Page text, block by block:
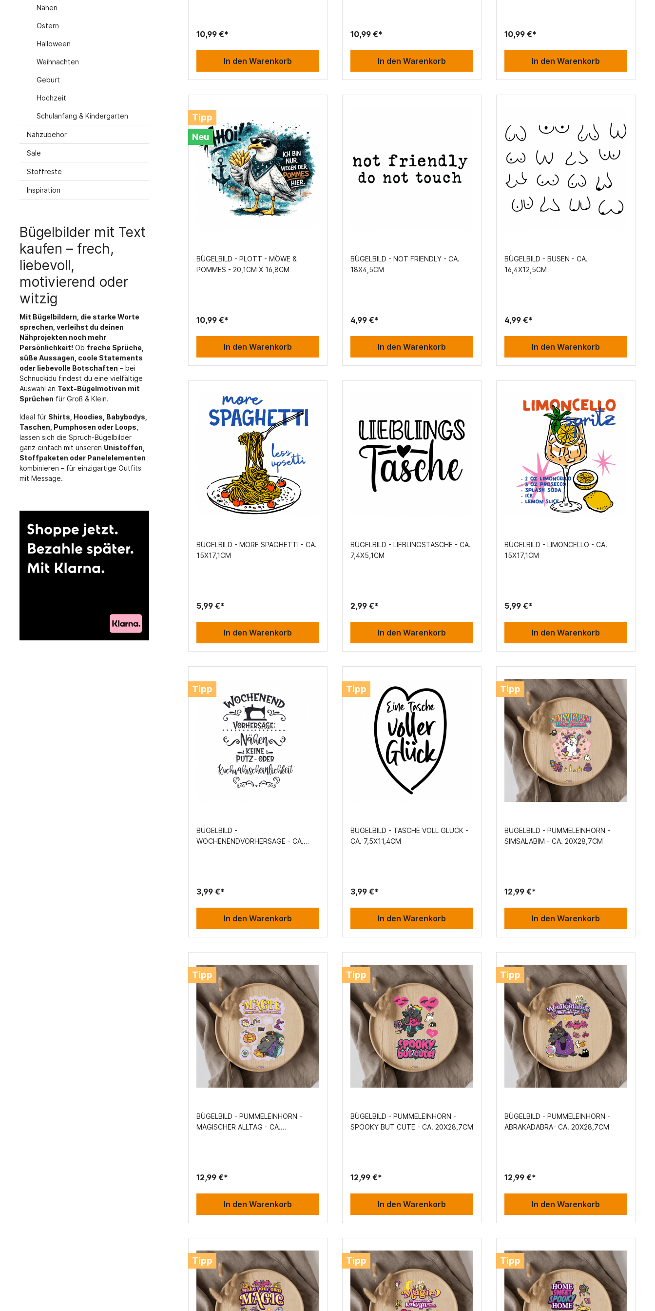
Nähen
Ostern
Halloween
Weihnachten
Geburt
Hochzeit
Schulanfang & Kindergarten
Nähzubehör
Sale
Stoffreste
Inspiration
Bügelbilder mit Text
kaufen – frech,
liebevoll,
motivierend oder
witzig
Mit Bügelbildern, die starke Worte
sprechen, verleihst du deinen
Nähprojekten noch mehr
Persönlichkeit! Ob freche Sprüche,
süße Aussagen, coole Statements
oder liebevolle Botschaften – bei
Schnuckidu findest du eine vielfältige
Auswahl an Text-Bügelmotiven mit
Sprüchen für Groß & Klein.
Ideal für Shirts, Hoodies, Babybodys,
Taschen, Pumphosen oder Loops
lassen sich die Spruch-Bügelbilder
ganz einfach mit unseren Unistoffen,
Stoffpaketen oder Panelelementen
kombinieren – für einzigartige Outfits
mit Message.
10,99 €*
In den Warenkorb
10,99 €*
In den Warenkorb
10,99 €*
In den Warenkorb
Tipp
Neu
BÜGELBILD - PLOTT - MÖWE &
POMMES - 20,1CM X 16,8CM
10,99 €*
In den Warenkorb
BÜGELBILD - NOT FRIENDLY - CA.
18X4,5CM
4,99 €*
In den Warenkorb
BÜGELBILD - BUSEN - CA.
16,4X12,5CM
4,99 €*
In den Warenkorb
BÜGELBILD - MORE SPAGHETTI - CA.
15X17,1CM
5,99 €*
In den Warenkorb
BÜGELBILD - LIEBLINGSTASCHE - CA.
7,4X5,1CM
2,99 €*
In den Warenkorb
BÜGELBILD - LIMONCELLO - CA.
15X17,1CM
5,99 €*
In den Warenkorb
Tipp
BÜGELBILD -
WOCHENENDVORHERSAGE - CA.
3,99 €*
In den Warenkorb
Tipp
BÜGELBILD - TASCHE VOLL GLÜCK -
CA. 7,5X11,4CM
3,99 €*
In den Warenkorb
Tipp
BÜGELBILD - PUMMELEINHORN -
SIMSALABIM - CA. 20X28,7CM
12,99 €*
In den Warenkorb
Tipp
BÜGELBILD - PUMMELEINHORN -
MAGISCHER ALLTAG - CA.
12,99 €*
In den Warenkorb
Tipp
BÜGELBILD - PUMMELEINHORN -
SPOOKY BUT CUTE - CA. 20X28,7CM
12,99 €*
In den Warenkorb
Tipp
BÜGELBILD - PUMMELEINHORN -
ABRAKADABRA- CA. 20X28,7CM
12,99 €*
In den Warenkorb
Tipp Tipp Tipp